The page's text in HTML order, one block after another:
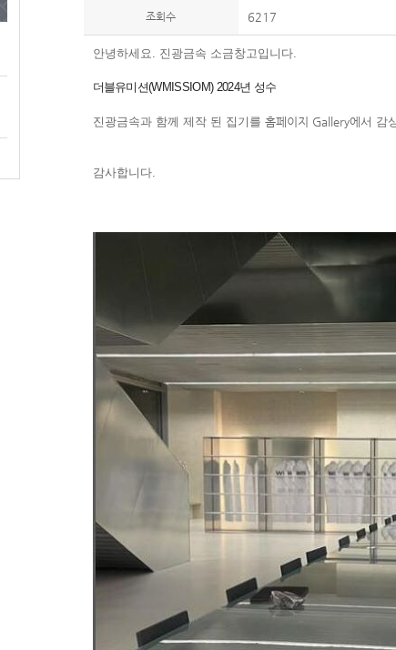
조회수 6217
안녕하세요. 진광금속 소금창고입니다.
더블유미션(WMISSIOM) 2024년 성수
진광금속과 함께 제작 된 집기를 홈페이지 Gallery에 서 감
감사합니다.